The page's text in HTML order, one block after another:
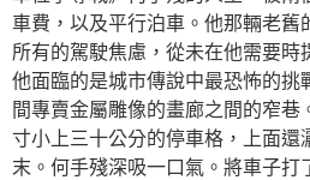
車費，以及平行泊車。他那輛老舊
所有的駕駛焦慮，從未在他需要時
他面臨的是城市傳說中最恐怖的挑
間專賣金屬雕像的畫廊之間的窄巷
寸小上三十公分的停車格，上面還
末。何手殘深吸一口氣。將車子打